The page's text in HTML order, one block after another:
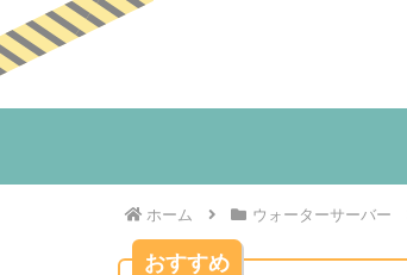
ホーム ウォーターサーバー
おすすめ